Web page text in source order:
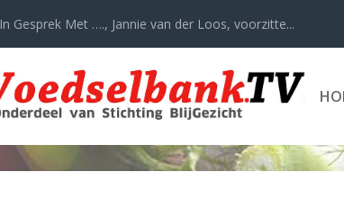
In Gesprek Met …., Jannie van der Loos, voorzitte...